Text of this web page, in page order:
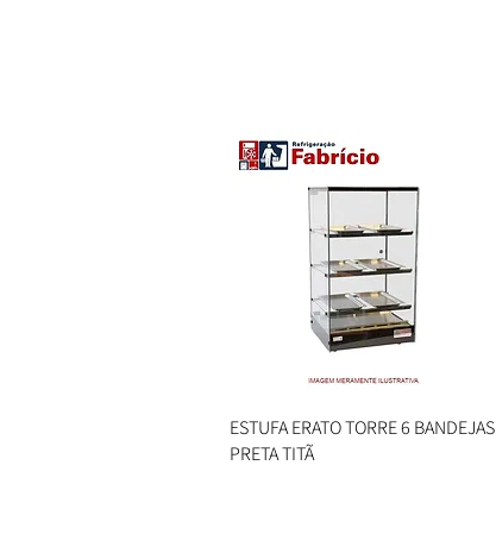
Visualização rápida
ESTUFA ERATO TORRE 6 BANDEJAS
PRETA TITÃ